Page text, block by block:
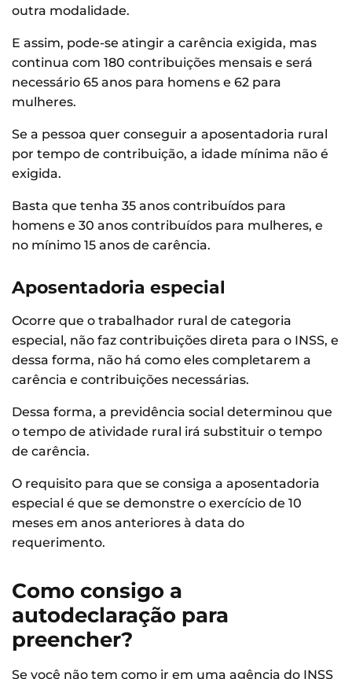
outra modalidade.
E assim, pode-se atingir a carência exigida, mas
continua com 180 contribuições mensais e será
necessário 65 anos para homens e 62 para
mulheres.
Se a pessoa quer conseguir a aposentadoria rural
por tempo de contribuição, a idade mínima não é
exigida.
Basta que tenha 35 anos contribuídos para
homens e 30 anos contribuídos para mulheres, e
no mínimo 15 anos de carência.
Aposentadoria especial
Ocorre que o trabalhador rural de categoria
especial, não faz contribuições direta para o INSS, e
dessa forma, não há como eles completarem a
carência e contribuições necessárias.
Dessa forma, a previdência social determinou que
o tempo de atividade rural irá substituir o tempo
de carência.
O requisito para que se consiga a aposentadoria
especial é que se demonstre o exercício de 10
meses em anos anteriores à data do
requerimento.
Como consigo a
autodeclaração para
preencher?
Se você não tem como ir em uma agência do INSS